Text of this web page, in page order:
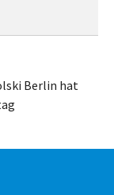
Berlin hat